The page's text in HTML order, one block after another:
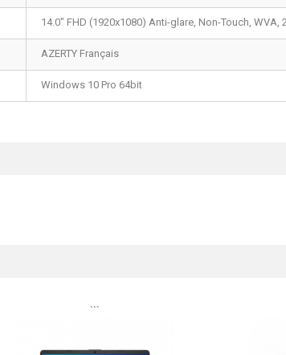
14.0" FHD (1920x1080) Anti-glare, Non-Touch, WVA,
AZERTY Français
Windows 10 Pro 64bit
```